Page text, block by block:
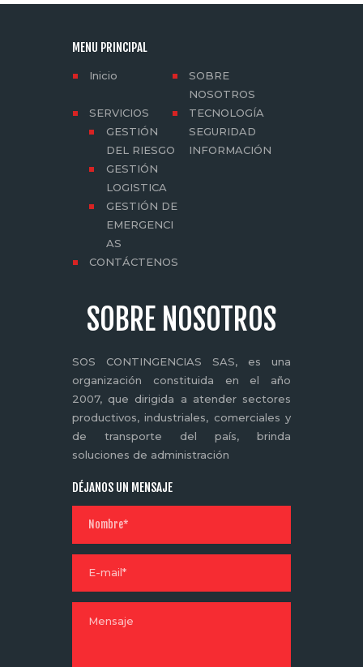
MENU PRINCIPAL
Inicio
SOBRE
NOSOTROS
SERVICIOS
GESTIÓN
DEL RIESGO
GESTIÓN
LOGISTICA
GESTIÓN DE
EMERGENCI
AS
TECNOLOGÍA
SEGURIDAD
INFORMACIÓN
CONTÁCTENOS
SOBRE NOSOTROS
SOS CONTINGENCIAS SAS, es una
organización constituida en el año
2007, que dirigida a atender sectores
productivos, industriales, comerciales y
de transporte del país, brinda
soluciones de administración
DÉJANOS UN MENSAJE